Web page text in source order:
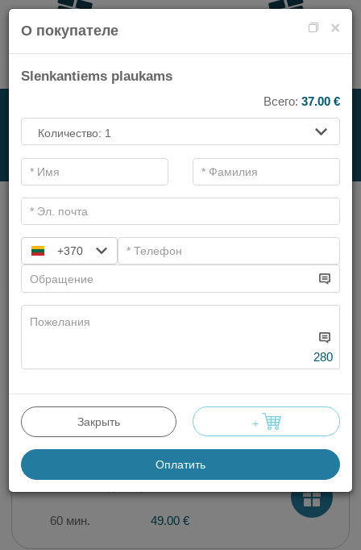
НА СПА-УСЛУГИ
Основные фильтры
Имеем предложений:6
ультразвуком
60 мин. 49.00 €
Увлажняющая процедура
60 мин. 49.00 €
×
О покупателе
Slenkantiems plaukams
Всего: 37.00 €
+370
280
Закрыть +
Оплатить